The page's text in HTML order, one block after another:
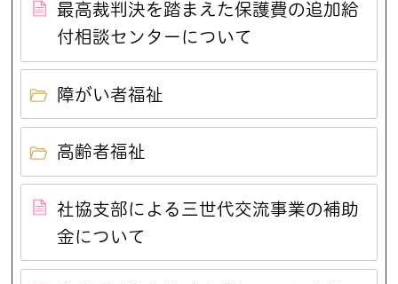
最高裁判決を踏まえた保護費の追加給
付相談センターについて
障がい者福祉
高齢者福祉
社協支部による三世代交流事業の補助
金について